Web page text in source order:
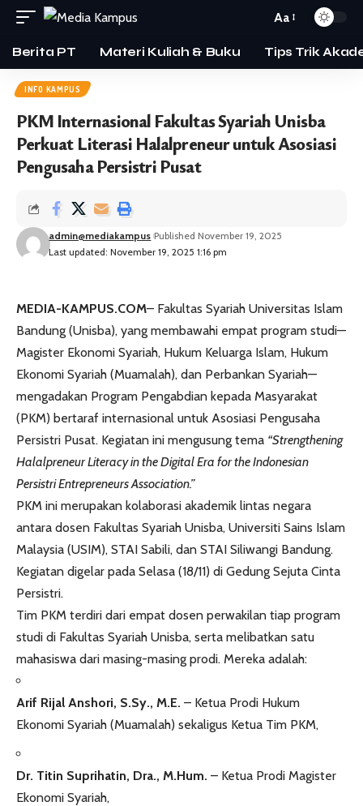
Aa
Berita PT Materi Kuliah & Buku Tips Trik
INFO KAMPUS
PKM Internasional Fakultas Syariah Unisba
Perkuat Literasi Halalpreneur untuk Asosiasi
Pengusaha Persistri Pusat
Last updated: November 19, 2025 1:16 pm
admin@mediakampus Published November 19, 2025
MEDIA-KAMPUS.COM– Fakultas Syariah Universitas Islam
Bandung (Unisba), yang membawahi empat program studi—
Magister Ekonomi Syariah, Hukum Keluarga Islam, Hukum
Ekonomi Syariah (Muamalah), dan Perbankan Syariah—
mengadakan Program Pengabdian kepada Masyarakat
(PKM) bertaraf internasional untuk Asosiasi Pengusaha
Persistri Pusat. Kegiatan ini mengusung tema “Strengthening
Halalpreneur Literacy in the Digital Era for the Indonesian
Persistri Entrepreneurs Association.”
PKM ini merupakan kolaborasi akademik lintas negara
antara dosen Fakultas Syariah Unisba, Universiti Sains Islam
Malaysia (USIM), STAI Sabili, dan STAI Siliwangi Bandung.
Kegiatan digelar pada Selasa (18/11) di Gedung Sejuta Cinta
Persistri.
Tim PKM terdiri dari empat dosen perwakilan tiap program
studi di Fakultas Syariah Unisba, serta melibatkan satu
mahasiswa dari masing-masing prodi. Mereka adalah:
Arif Rijal Anshori, S.Sy., M.E. – Ketua Prodi Hukum
Ekonomi Syariah (Muamalah) sekaligus Ketua Tim PKM,
Dr. Titin Suprihatin, Dra., M.Hum. – Ketua Prodi Magister
Ekonomi Syariah,